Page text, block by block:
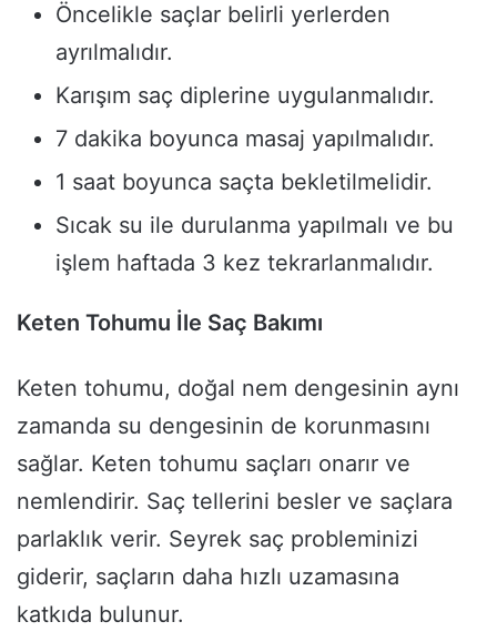
Öncelikle saçlar belirli yerlerden
ayrılmalıdır.
Karışım saç diplerine uygulanmalıdır.
7 dakika boyunca masaj yapılmalıdır.
1 saat boyunca saçta bekletilmelidir.
Sıcak su ile durulanma yapılmalı ve bu
işlem haftada 3 kez tekrarlanmalıdır.
Keten Tohumu İle Saç Bakımı
Keten tohumu, doğal nem dengesinin aynı
zamanda su dengesinin de korunmasını
sağlar. Keten tohumu saçları onarır ve
nemlendirir. Saç tellerini besler ve saçlara
parlaklık verir. Seyrek saç probleminizi
giderir, saçların daha hızlı uzamasına
katkıda bulunur.